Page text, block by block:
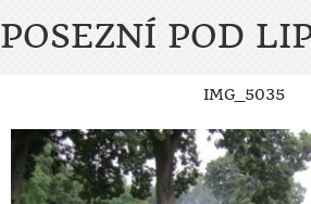
POSEZNÍ POD
IMG_5035